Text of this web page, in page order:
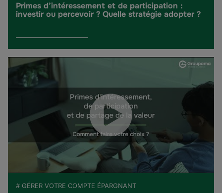
Primes d’intéressement et de participation :
investir ou percevoir ? Quelle stratégie adopter ?
# GÉRER VOTRE COMPTE ÉPARGNANT